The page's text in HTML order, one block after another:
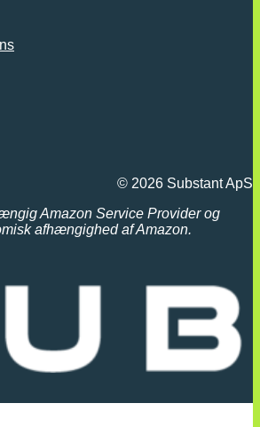
© 2026 Substant ApS
Amazon Service Provider og
afhængighed af Amazon.